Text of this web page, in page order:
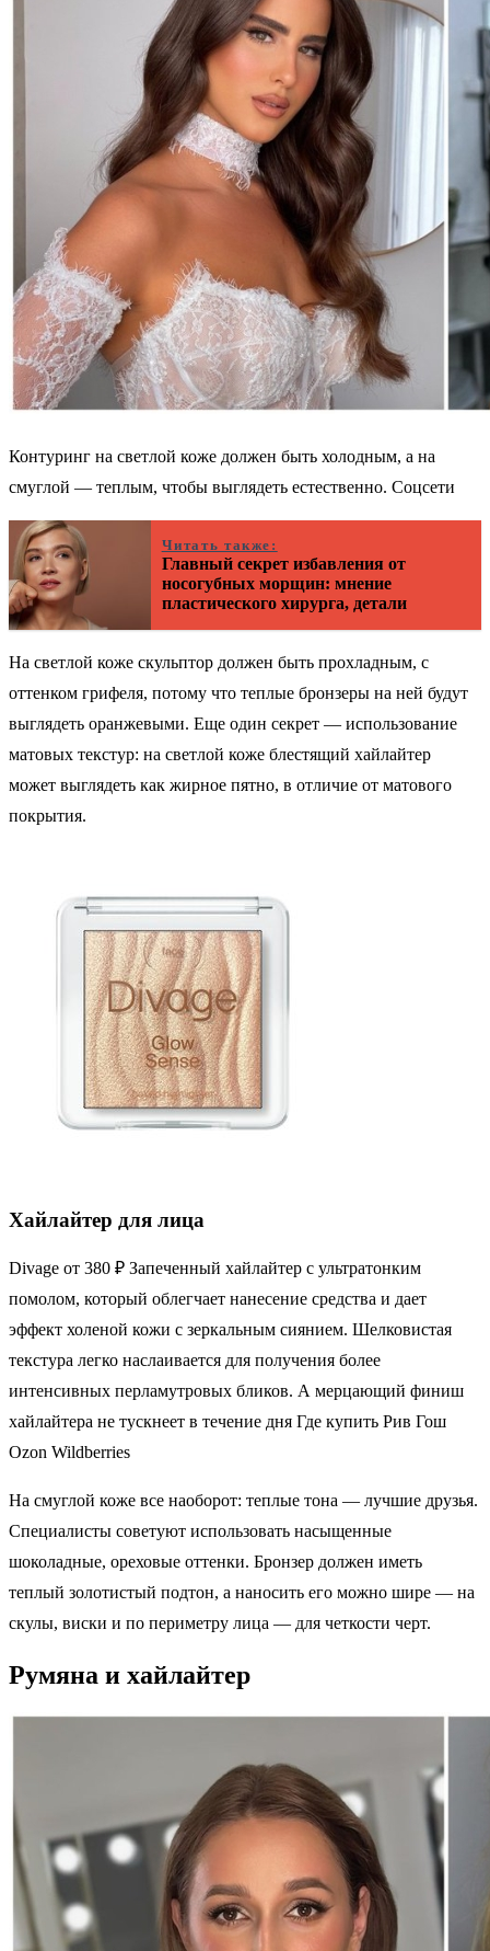
Контуринг на светлой коже должен быть холодным, а на
смуглой — теплым, чтобы выглядеть естественно. Соцсети
Читать также:
Главный секрет избавления от
носогубных морщин: мнение
пластического хирурга, детали
На светлой коже скульптор должен быть прохладным, с
оттенком грифеля, потому что теплые бронзеры на ней будут
выглядеть оранжевыми. Еще один секрет — использование
матовых текстур: на светлой коже блестящий хайлайтер
может выглядеть как жирное пятно, в отличие от матового
покрытия.
Хайлайтер для лица
Divage от 380 ₽ Запеченный хайлайтер с ультратонким
помолом, который облегчает нанесение средства и дает
эффект холеной кожи с зеркальным сиянием. Шелковистая
текстура легко наслаивается для получения более
интенсивных перламутровых бликов. А мерцающий финиш
хайлайтера не тускнеет в течение дня Где купить Рив Гош
Ozon Wildberries
На смуглой коже все наоборот: теплые тона — лучшие друзья.
Специалисты советуют использовать насыщенные
шоколадные, ореховые оттенки. Бронзер должен иметь
теплый золотистый подтон, а наносить его можно шире — на
скулы, виски и по периметру лица — для четкости черт.
Румяна и хайлайтер